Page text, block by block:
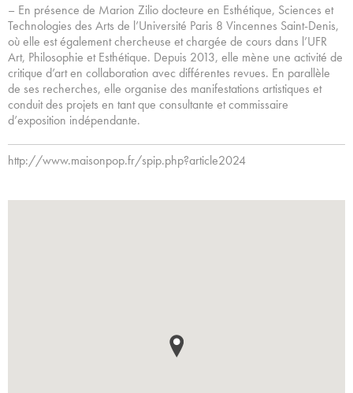
– En présence de Marion Zilio docteure en Esthétique, Sciences et
Technologies des Arts de l’Université Paris 8 Vincennes Saint-Denis,
où elle est également chercheuse et chargée de cours dans l’UFR
Art, Philosophie et Esthétique. Depuis 2013, elle mène une activité de
critique d’art en collaboration avec différentes revues. En parallèle
de ses recherches, elle organise des manifestations artistiques et
conduit des projets en tant que consultante et commissaire
d’exposition indépendante.
http://www.maisonpop.fr/spip.php?article2024